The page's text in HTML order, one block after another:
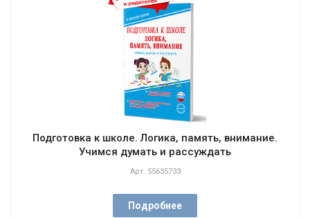
Подготовка к школе. Логика, память, внимание.
Учимся думать и рассуждать
Арт. 55635733
Подробнее